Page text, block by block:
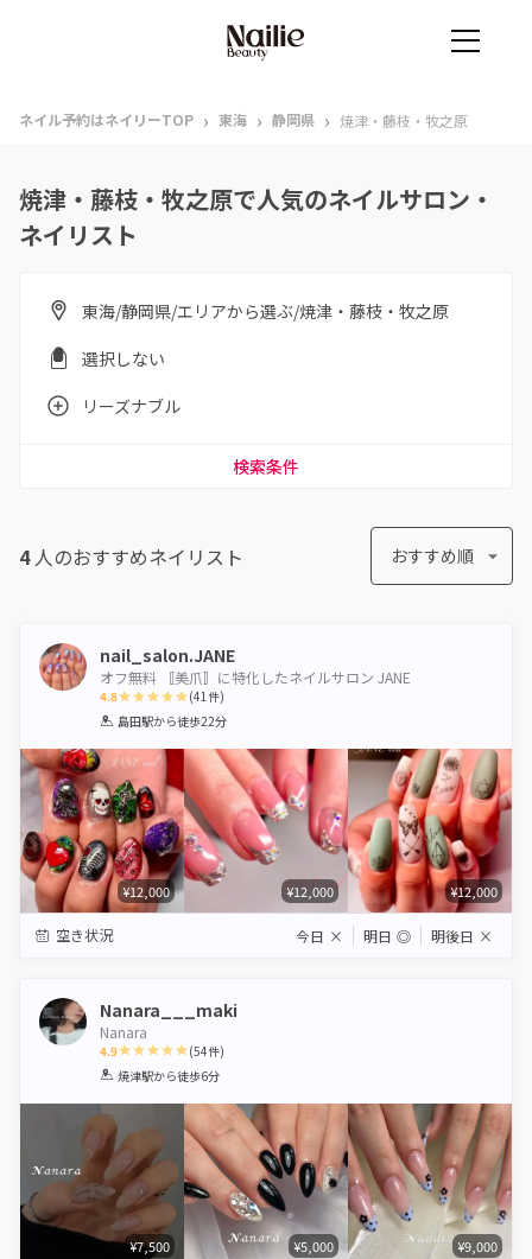
ネイル予約はネイリーTOP › 東海 › 静岡県 › 焼津・藤枝・牧之原
焼津・藤枝・牧之原で人気のネイルサロン・
ネイリスト
東海/静岡県/エリアから選ぶ/焼津・藤枝・牧之原
選択しない
リーズナブル
検索条件
4人のおすすめネイリスト おすすめ順
nail_salon.JANE
オフ無料 〚美爪〛に特化したネイルサロン JANE
4.8
1 2 3 4 5
(41件)
島田駅から徒歩22分
¥12,000 ¥12,000 ¥12,000
空き状況 今日 × 明日 ◎ 明後日 ×
Nanara___maki
Nanara
4.9
1 2 3 4 5
(54件)
焼津駅から徒歩6分
¥7,500 ¥5,000 ¥9,000